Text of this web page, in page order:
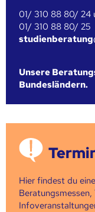
01/ 310 88 80/ 24
01/ 310 88 80/ 25
Unsere
Bundesländern.
Hier findest du